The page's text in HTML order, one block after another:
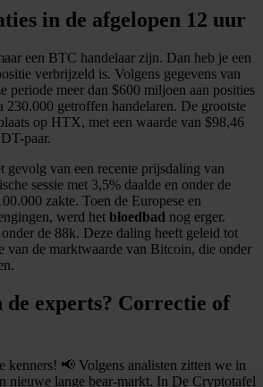
in de afgelopen 12 uur
een BTC handelaar zijn. Dan heb je een
verbrijzeld is. Volgens gegevens van
periode meer dan $600 miljoen aan posities
230.000 getroffen handelaren. De grootste
op HTX, met een waarde van $98,46
paar.
gevolg van een recente prijsdaling van
sessie met 3,5% daalde en onder de
zakte. Toen de Europese en
werd het bloedbad nog erger.
de 88k. Deze daling heeft geleid tot
van de marktwaarde van Bitcoin, die onder
de experts? Correctie of
kenners! 📢 Volgens analisten zitten we in
nieuwe lange bear-markt. In De Cryptotafel